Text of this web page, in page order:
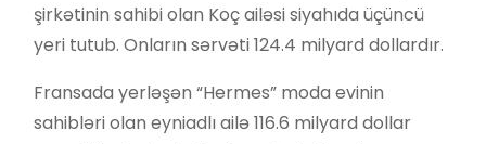
şirkətinin sahibi olan Koç ailəsi siyahıda üçüncü
yeri tutub. Onların sərvəti 124.4 milyard dollardır.
Fransada yerləşən “Hermes” moda evinin
sahibləri olan eyniadlı ailə 116.6 milyard dollar